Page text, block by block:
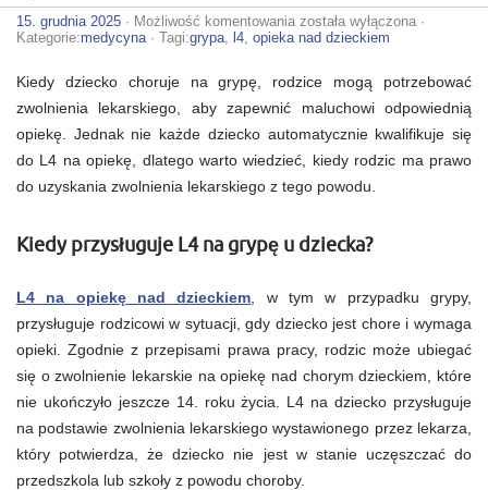
15. grudnia 2025 · Możliwość komentowania L4
na
dziecka:
kiedy
przysługuje
opieka
zwolnieniu?
została wyłączona ·
Kategorie:medycyna · Tagi:grypa l4 opieka nad dzieckiem
Kiedy dziecko choruje na grypę, rodzice mogą potrzebować
zwolnienia lekarskiego, aby zapewnić maluchowi odpowiednią
opiekę. Jednak nie każde dziecko automatycznie kwalifikuje się
do L4 na opiekę, dlatego warto wiedzieć, kiedy rodzic ma prawo
do uzyskania zwolnienia lekarskiego z tego powodu.
Kiedy przysługuje L4 na grypę u dziecka?
L4 na opiekę nad dzieckiem , w tym w przypadku grypy,
przysługuje rodzicowi w sytuacji, gdy dziecko jest chore i wymaga
opieki. Zgodnie z przepisami prawa pracy, rodzic może ubiegać
się o zwolnienie lekarskie na opiekę nad chorym dzieckiem, które
nie ukończyło jeszcze 14. roku życia. L4 na dziecko przysługuje
na podstawie zwolnienia lekarskiego wystawionego przez lekarza,
który potwierdza, że dziecko nie jest w stanie uczęszczać do
przedszkola lub szkoły z powodu choroby.